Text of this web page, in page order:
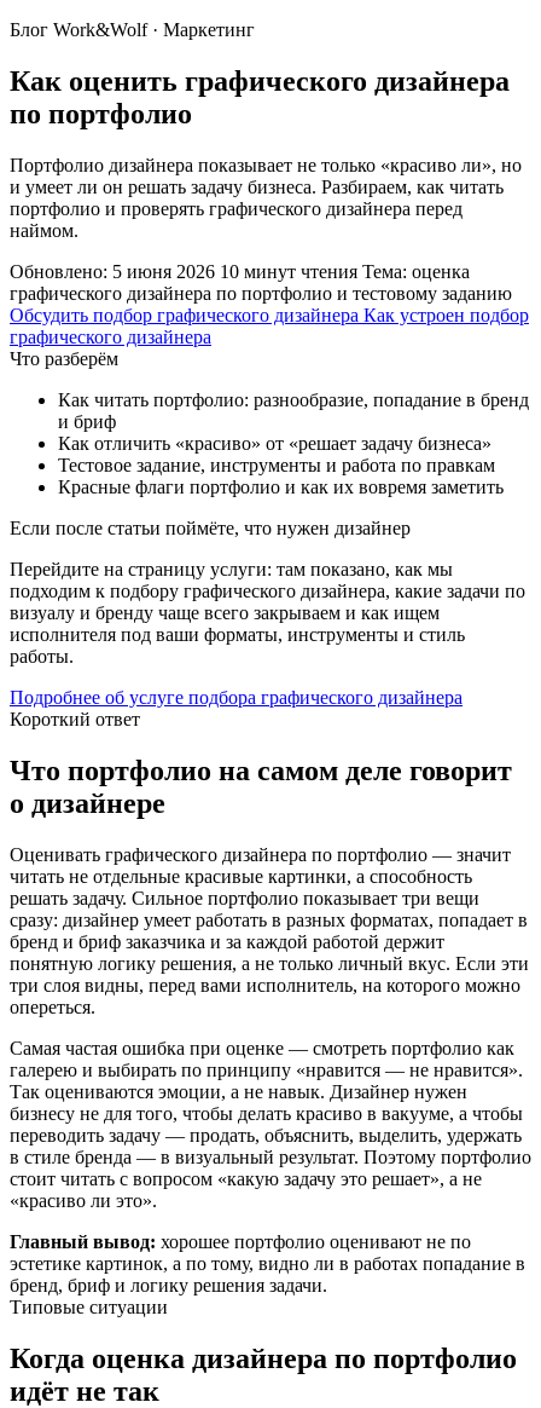
Блог Work&Wolf · Маркетинг
Как оценить графического дизайнера
по портфолио
Портфолио дизайнера показывает не только «красиво ли», но
и умеет ли он решать задачу бизнеса. Разбираем, как читать
портфолио и проверять графического дизайнера перед
наймом.
Обновлено: 5 июня 2026 10 минут чтения Тема: оценка
графического дизайнера по портфолио и тестовому заданию
Обсудить подбор графического дизайнера Как устроен подбор
графического дизайнера
Что разберём
Как читать портфолио: разнообразие, попадание в бренд
и бриф
Как отличить «красиво» от «решает задачу бизнеса»
Тестовое задание, инструменты и работа по правкам
Красные флаги портфолио и как их вовремя заметить
Если после статьи поймёте, что нужен дизайнер
Перейдите на страницу услуги: там показано, как мы
подходим к подбору графического дизайнера, какие задачи по
визуалу и бренду чаще всего закрываем и как ищем
исполнителя под ваши форматы, инструменты и стиль
работы.
Подробнее об услуге подбора графического дизайнера
Короткий ответ
Что портфолио на самом деле говорит
о дизайнере
Оценивать графического дизайнера по портфолио — значит
читать не отдельные красивые картинки, а способность
решать задачу. Сильное портфолио показывает три вещи
сразу: дизайнер умеет работать в разных форматах, попадает в
бренд и бриф заказчика и за каждой работой держит
понятную логику решения, а не только личный вкус. Если эти
три слоя видны, перед вами исполнитель, на которого можно
опереться.
Самая частая ошибка при оценке — смотреть портфолио как
галерею и выбирать по принципу «нравится — не нравится».
Так оцениваются эмоции, а не навык. Дизайнер нужен
бизнесу не для того, чтобы делать красиво в вакууме, а чтобы
переводить задачу — продать, объяснить, выделить, удержать
в стиле бренда — в визуальный результат. Поэтому портфолио
стоит читать с вопросом «какую задачу это решает», а не
«красиво ли это».
Главный вывод: хорошее портфолио оценивают не по
эстетике картинок, а по тому, видно ли в работах попадание в
бренд, бриф и логику решения задачи.
Типовые ситуации
Когда оценка дизайнера по портфолио
идёт не так